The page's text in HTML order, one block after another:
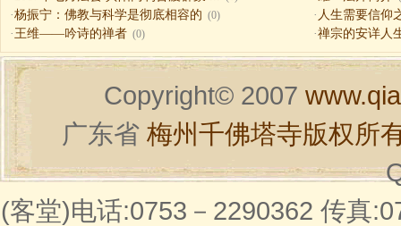
·杨振宁：佛教与科学是彻底相容的 (0) · 人生需要信仰
· 王维——吟诗的禅者 (0) ·禅宗的安详人
Copyright© 2007
广东省 梅州千佛塔寺版权所
(客堂)电话:0753－2290362 传